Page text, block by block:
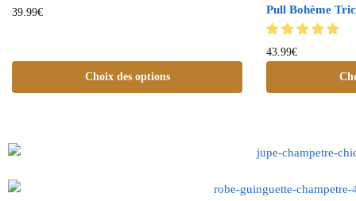
39.99€
Choix des options
Pull Bohème
43.99€